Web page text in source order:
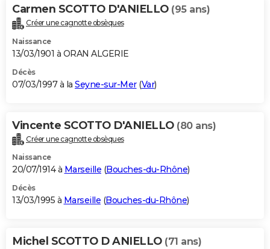
Carmen SCOTTO D'ANIELLO (95 ans)
Créer une cagnotte obsèques
Naissance
13/03/1901 à ORAN ALGERIE
Décès
07/03/1997 à la Seyne-sur-Mer(Var)
Vincente SCOTTO D'ANIELLO (80 ans)
Créer une cagnotte obsèques
Naissance
20/07/1914 à Marseille (Bouches-du-Rhône)
Décès
13/03/1995 à Marseille (Bouches-du-Rhône)
Michel SCOTTO D ANIELLO (71 ans)